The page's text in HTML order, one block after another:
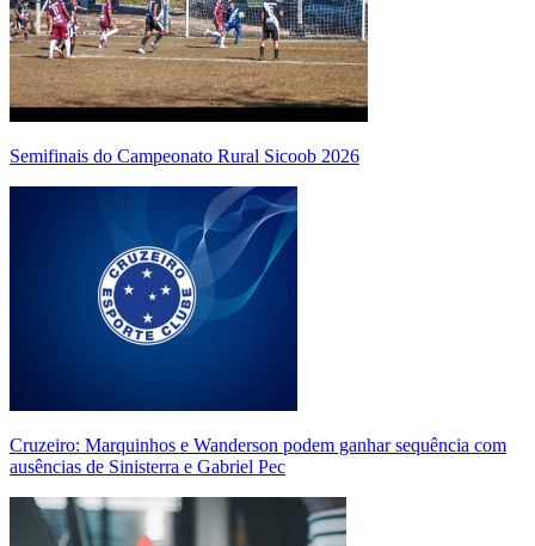
Semifinais do Campeonato Rural Sicoob 2026
Cruzeiro: Marquinhos e Wanderson podem ganhar sequência com
ausências de Sinisterra e Gabriel Pec